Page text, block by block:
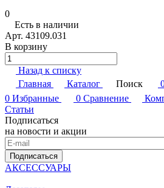
0
Есть в наличии
Арт. 43109.031
В корзину
Назад к списку
Главная
Каталог Поиск
0 Избранные 0 Сравнение
Статьи
Подписаться
на новости и акции
Подписаться
АКСЕССУАРЫ